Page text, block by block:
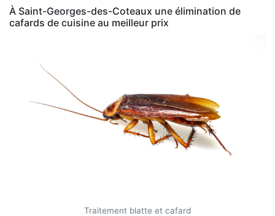
À Saint-Georges-des-Coteaux une élimination de
cafards de cuisine au meilleur prix
Traitement blatte et cafard